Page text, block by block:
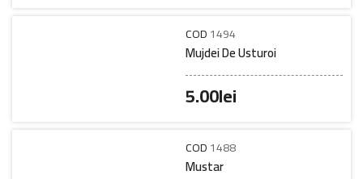
COD1494
Mujdei De Usturoi
5.00lei
COD1488
Mustar